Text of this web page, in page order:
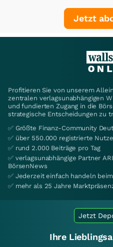
Jetzt
Profitieren Sie von unserem
zentralen verlagsunabhängigen
und fundierten Zugang in die
strategische Entscheidungen zu
✅ Größte Finanz-Community
✅ über 550.000 registrierte
✅ rund 2.000 Beiträge pro Tag
✅ verlagsunabhängige Partner
BörsenNews
✅ Jederzeit einfach handeln beim
✅ mehr als 25 Jahre
Jetzt
Ihre